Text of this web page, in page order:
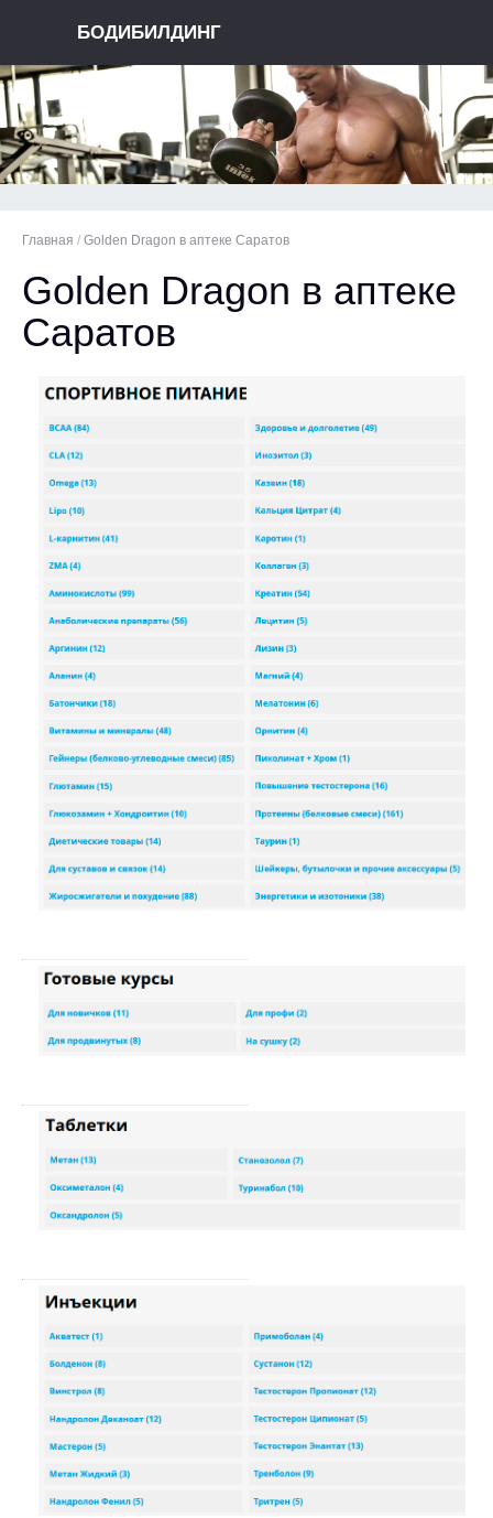
БОДИБИЛДИНГ
Главная / Golden Dragon в аптеке Саратов
Golden Dragon в аптеке
Саратов